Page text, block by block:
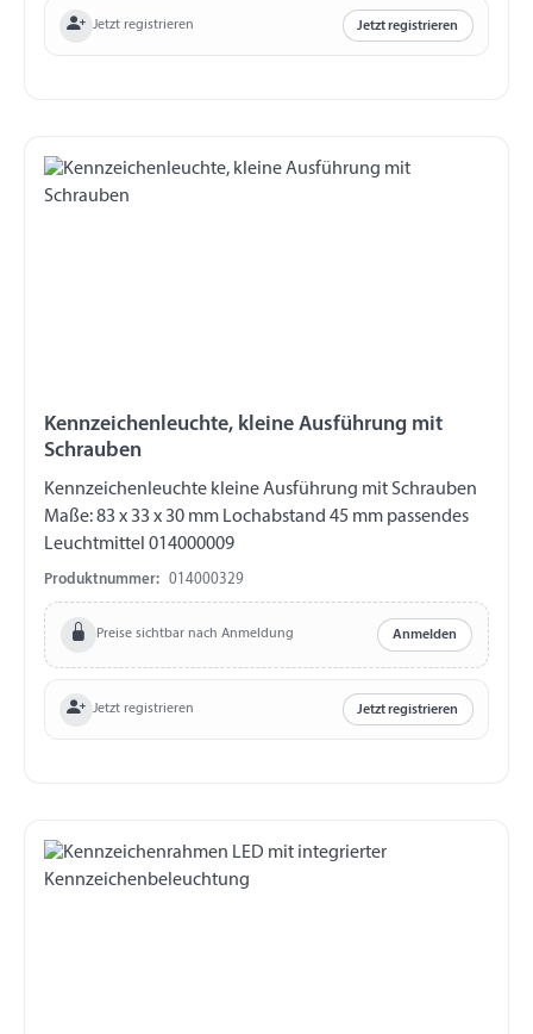
Jetzt registrieren Jetzt registrieren
Kennzeichenleuchte, kleine Ausführung mit
Schrauben
Kennzeichenleuchte kleine Ausführung mit Schrauben
Maße: 83 x 33 x 30 mm Lochabstand 45 mm passendes
Leuchtmittel 014000009
Produktnummer: 014000329
Preise sichtbar nach Anmeldung Anmelden
Jetzt registrieren Jetzt registrieren